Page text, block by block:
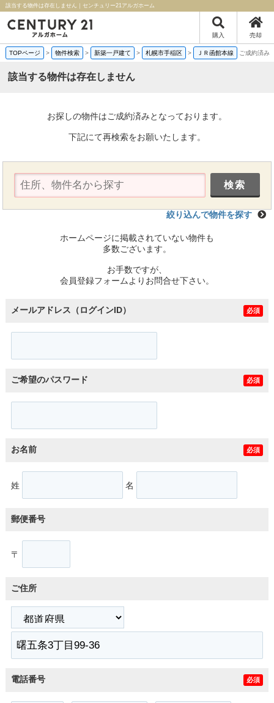
該当する物件は存在しません｜センチュリー21アルガホーム
購入 売却
TOPページ > 物件検索 > 新築一戸建て > 札幌市手稲区 > ＪＲ函館本線 ご成約済み
該当する物件は存在しません
お探しの物件はご成約済みとなっております。
下記にて再検索をお願いたします。
絞り込んで物件を探す
ホームページに掲載されていない物件も
多数ございます。
お手数ですが、
会員登録フォームよりお問合せ下さい。
メールアドレス（ログインID） 必須
ご希望のパスワード 必須
お名前 必須
姓 名
郵便番号
〒
ご住所
電話番号 必須